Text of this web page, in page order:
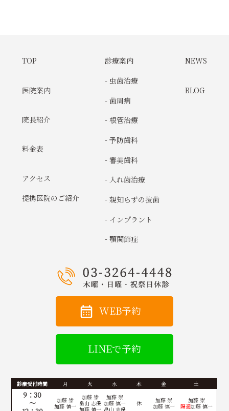
TOP
医院案内
院長紹介
料金表
アクセス
提携医院のご紹介
診療案内
- 虫歯治療
- 歯周病
- 根管治療
- 予防歯科
- 審美歯科
- 入れ歯治療
- 親知らずの抜歯
- インプラント
- 顎関節症
NEWS
BLOG
WEB予約
LINEで予約
診療受付時間 月 火 水 木 金 土
9：30
～
加藤 崇
加藤 慎一
加藤 崇
畠山 志保
加藤 崇
加藤 慎一
休
加藤 崇
加藤 慎一
加藤 崇
隔週加藤 慎一